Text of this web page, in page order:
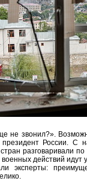
не звонил?».
России. С
разговаривали
действий
эксперты: